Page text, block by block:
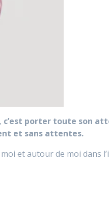
porter toute son
et sans attentes.
et autour de moi dans